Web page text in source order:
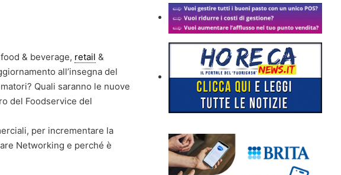
& beverage, retail &
all’insegna del
Quali saranno le nuove
del Foodservice del
per incrementare la
Networking e perché è